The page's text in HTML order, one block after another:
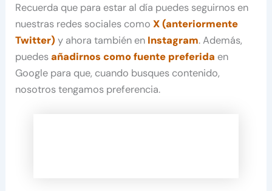
Recuerda que para estar al día puedes seguirnos en
nuestras redes sociales comoX (anteriormente
Twitter) y ahora también en Instagram. Además,
puedesañadirnos como fuente preferida en
Google para que, cuando busques contenido,
nosotros tengamos preferencia.